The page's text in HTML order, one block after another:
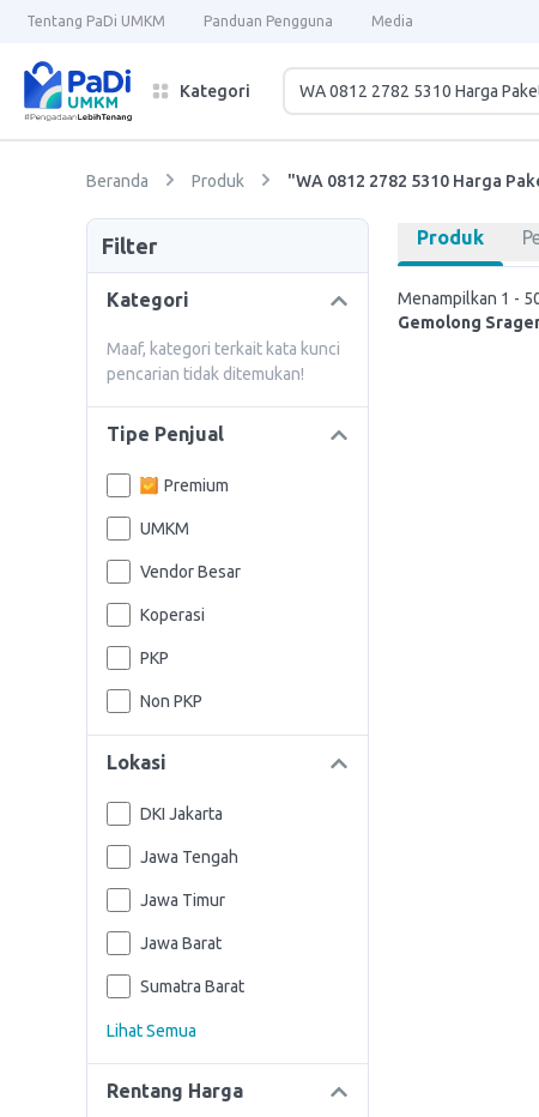
Tentang PaDi UMKM Panduan Pengguna Media
Kategori
Beranda Produk "WA 0812 2782 5310 Harga
Filter
Kategori
Maaf, kategori terkait kata kunci
pencarian tidak ditemukan!
Tipe Penjual
Premium
UMKM
Vendor Besar
Koperasi
PKP
Non PKP
Lokasi
DKI Jakarta
Jawa Tengah
Jawa Timur
Jawa Barat
Sumatra Barat
Lihat Semua
Rentang Harga
Produk
Menampilkan 1 -
Gemolong